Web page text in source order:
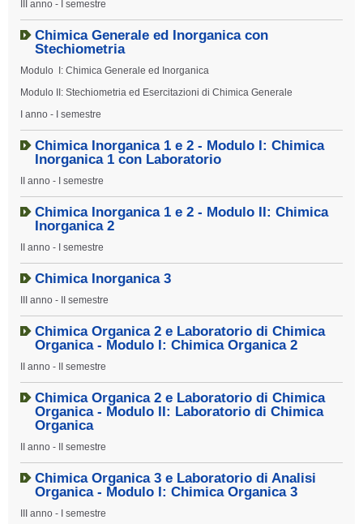
III anno - I semestre
Chimica Generale ed Inorganica con
Stechiometria
Modulo I: Chimica Generale ed Inorganica
Modulo II: Stechiometria ed Esercitazioni di Chimica Generale
I anno - I semestre
Chimica Inorganica 1 e 2 - Modulo I: Chimica
Inorganica 1 con Laboratorio
II anno - I semestre
Chimica Inorganica 1 e 2 - Modulo II: Chimica
Inorganica 2
II anno - I semestre
Chimica Inorganica 3
III anno - II semestre
Chimica Organica 2 e Laboratorio di Chimica
Organica - Modulo I: Chimica Organica 2
II anno - II semestre
Chimica Organica 2 e Laboratorio di Chimica
Organica - Modulo II: Laboratorio di Chimica
Organica
II anno - II semestre
Chimica Organica 3 e Laboratorio di Analisi
Organica - Modulo I: Chimica Organica 3
III anno - I semestre